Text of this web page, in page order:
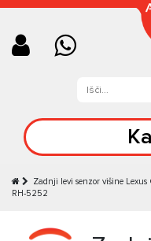
Zadnji levi senzor višine
RH-5252